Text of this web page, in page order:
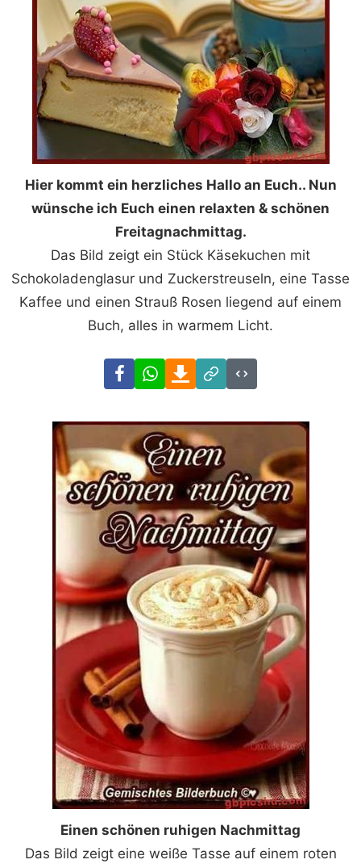
Hier kommt ein herzliches Hallo an Euch.. Nun
wünsche ich Euch einen relaxten & schönen
Freitagnachmittag.
Das Bild zeigt ein Stück Käsekuchen mit
Schokoladenglasur und Zuckerstreuseln, eine Tasse
Kaffee und einen Strauß Rosen liegend auf einem
Buch, alles in warmem Licht.
FacebookWhatsAppDownload
Link
Code
Einen schönen ruhigen Nachmittag
Das Bild zeigt eine weiße Tasse auf einem roten